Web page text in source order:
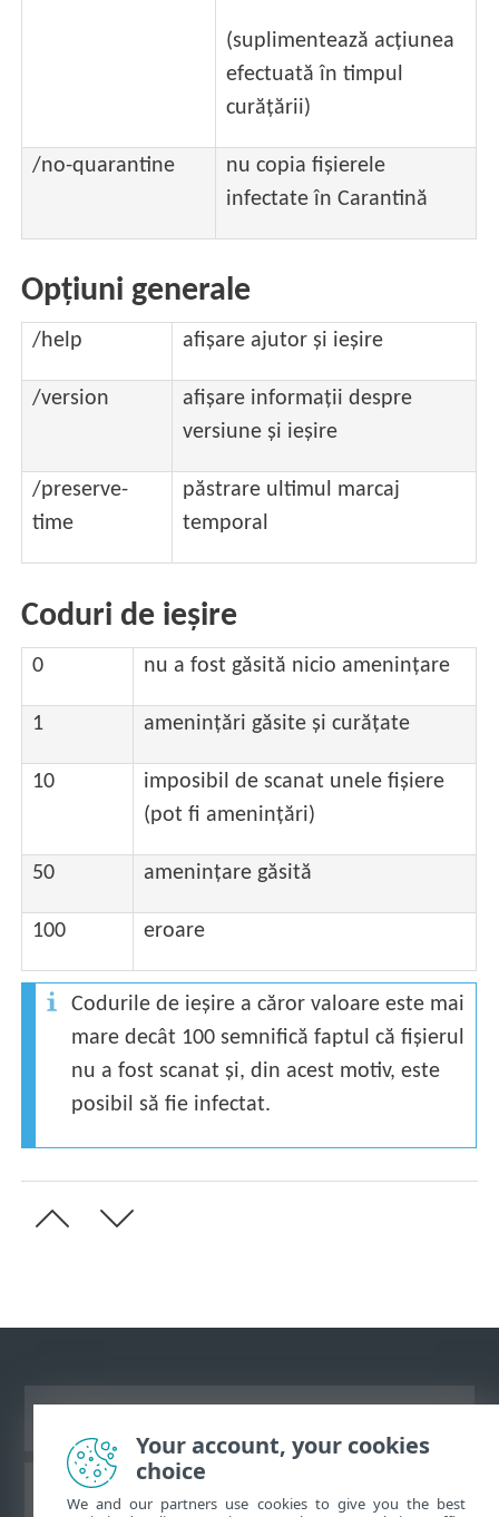
(suplimentează acțiunea
efectuată în timpul
curățării)
/no-quarantine
nu copia fișierele
infectate în Carantină
Opțiuni generale
/help afișare ajutor și ieșire
/version
afișare informații despre
versiune și ieșire
/preserve-
time
păstrare ultimul marcaj
temporal
Coduri de ieșire
0 nu a fost găsită nicio amenințare
1 amenințări găsite și curățate
10
imposibil de scanat unele fișiere
(pot fi amenințări)
50 amenințare găsită
100 eroare
Codurile de ieșire a căror valoare este mai
mare decât 100 semnifică faptul că fișierul
nu a fost scanat și, din acest motiv, este
posibil să fie infectat.
Baza de cunoştinţe ESET
Your account, your cookies
choice
We and our partners use cookies to give you the best